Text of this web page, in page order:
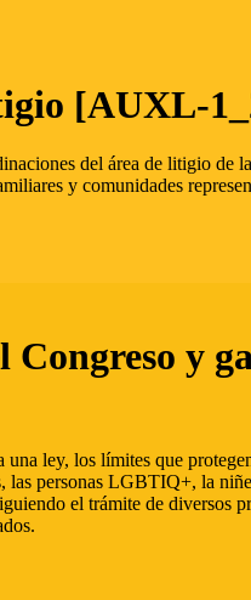
[AUXL-
del área de litigio
y comunidades
y
ley, los límites que
personas LGBTIQ+, la
el trámite de